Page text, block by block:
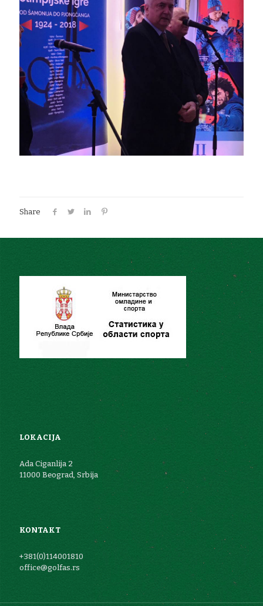
Share
LOKACIJA
Ada Ciganlija 2
11000 Beograd, Srbija
KONTAKT
+381(0)114001810
office@golfas.rs